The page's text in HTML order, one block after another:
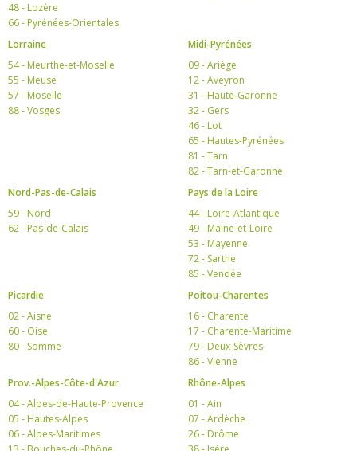
48 - Lozère
66 - Pyrénées-Orientales
Lorraine
54 - Meurthe-et-Moselle
55 - Meuse
57 - Moselle
88 - Vosges
Midi-Pyrénées
09 - Ariège
12 - Aveyron
31 - Haute-Garonne
32 - Gers
46 - Lot
65 - Hautes-Pyrénées
81 - Tarn
82 - Tarn-et-Garonne
Nord-Pas-de-Calais
59 - Nord
62 - Pas-de-Calais
Pays de la Loire
44 - Loire-Atlantique
49 - Maine-et-Loire
53 - Mayenne
72 - Sarthe
85 - Vendée
Picardie
02 - Aisne
60 - Oise
80 - Somme
Poitou-Charentes
16 - Charente
17 - Charente-Maritime
79 - Deux-Sèvres
86 - Vienne
Prov.-Alpes-Côte-d'Azur
04 - Alpes-de-Haute-Provence
05 - Hautes-Alpes
06 - Alpes-Maritimes
Rhône-Alpes
01 - Ain
07 - Ardèche
26 - Drôme